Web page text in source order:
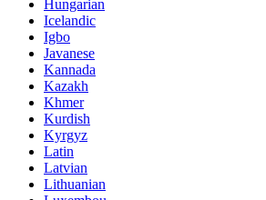
Hungarian
Icelandic
Igbo
Javanese
Kannada
Kazakh
Khmer
Kurdish
Kyrgyz
Latin
Latvian
Lithuanian